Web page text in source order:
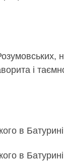
і